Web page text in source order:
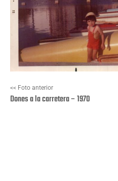
<< Foto anterior
Dones a la carretera – 1970